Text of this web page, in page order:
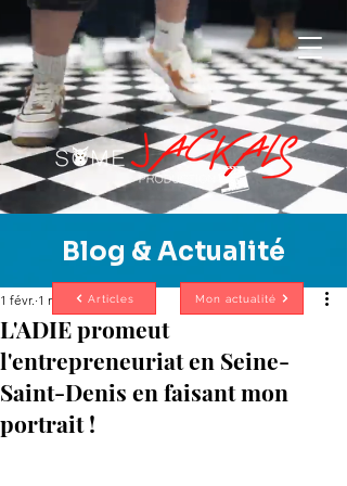
Blog & Actualité
L'ADIE promeut
l'entrepreneuriat en Seine-
Saint-Denis en faisant mon
portrait !
1 févr. 1 min de lecture Mon actualité
Articles